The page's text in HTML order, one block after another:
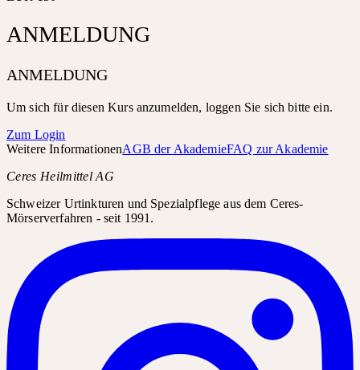
ANMELDUNG
ANMELDUNG
Um sich für diesen Kurs anzumelden, loggen Sie sich bitte ein.
Zum Login
Weitere InformationenAGB der AkademieFAQ zur Akademie
Ceres Heilmittel AG
Schweizer Urtinkturen und Spezialpflege aus dem Ceres-
Mörserverfahren - seit 1991.